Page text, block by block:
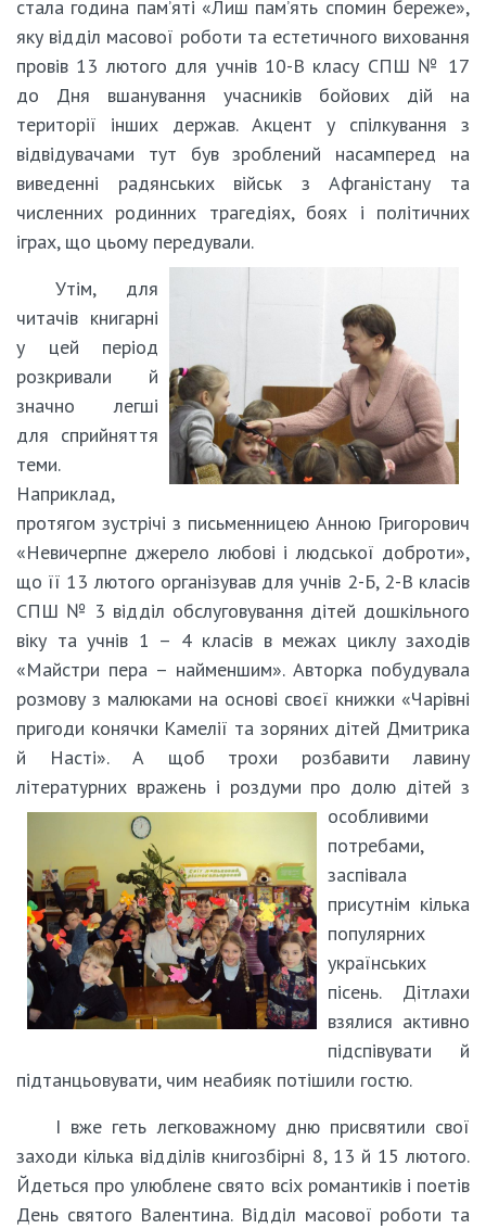
стала година пам’яті «Лиш пам’ять спомин береже»,
яку відділ масової роботи та естетичного виховання
провів 13 лютого для учнів 10-В класу СПШ № 17
до Дня вшанування учасників бойових дій на
території інших держав. Акцент у спілкування з
відвідувачами тут був зроблений насамперед на
виведенні радянських військ з Афганістану та
численних родинних трагедіях, боях і політичних
іграх, що цьому передували.
Утім, для
читачів книгарні
у цей період
розкривали й
значно легші
для сприйняття
теми.
Наприклад,
протягом зустрічі з письменницею Анною Григорович
«Невичерпне джерело любові і людської доброти»,
що її 13 лютого організував для учнів 2-Б, 2-В класів
СПШ № 3 відділ обслуговування дітей дошкільного
віку та учнів 1 – 4 класів в межах циклу заходів
«Майстри пера – найменшим». Авторка побудувала
розмову з малюками на основі своєї книжки «Чарівні
пригоди конячки Камелії та зоряних дітей Дмитрика
й Насті». А щоб трохи розбавити лавину
літературних вражень і роздуми про долю дітей з
особливими
потребами,
заспівала
присутнім кілька
популярних
українських
пісень. Дітлахи
взялися активно
підспівувати й
підтанцьовувати, чим неабияк потішили гостю.
І вже геть легковажному дню присвятили свої
заходи кілька відділів книгозбірні 8, 13 й 15 лютого.
Йдеться про улюблене свято всіх романтиків і поетів
День святого Валентина. Відділ масової роботи та